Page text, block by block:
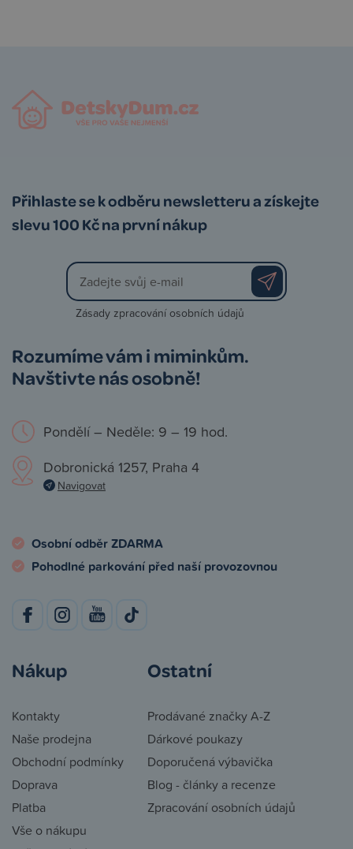
Přihlaste se k odběru newsletteru a získejte
slevu 100 Kč na první nákup
Zásady zpracování osobních údajů
Rozumíme vám i miminkům.
Navštivte nás osobně!
Pondělí – Neděle: 9 – 19 hod.
Dobronická 1257, Praha 4
Navigovat
Osobní odběr ZDARMA
Pohodlné parkování před naší provozovnou
Nákup
Kontakty
Naše prodejna
Obchodní podmínky
Doprava
Platba
Vše o nákupu
Ostatní
Prodávané značky A-Z
Dárkové poukazy
Doporučená výbavička
Blog - články a recenze
Zpracování osobních údajů